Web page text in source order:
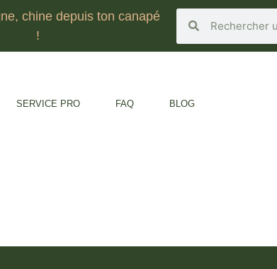
chine depuis ton canapé
!
SERVICE PRO FAQ BLOG